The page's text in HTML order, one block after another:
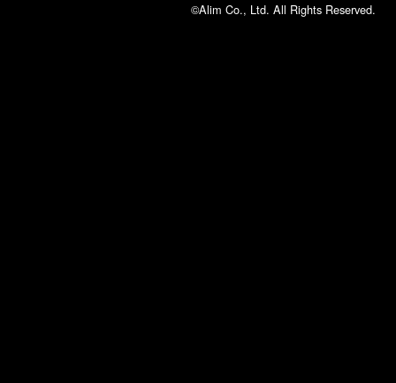
©Alim Co., Ltd. All Rights Reserved.